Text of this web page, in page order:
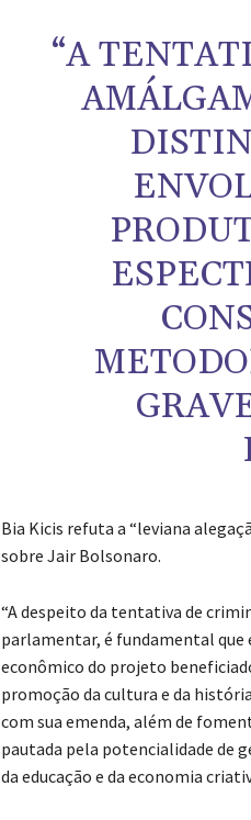
“A
Bia Kicis refuta a “leviana
sobre Jair Bolsonaro.
“A despeito da tentativa de
parlamentar, é fundamental que
econômico do projeto
promoção da cultura e da
com sua emenda, além de
pautada pela potencialidade de
da educação e da economia